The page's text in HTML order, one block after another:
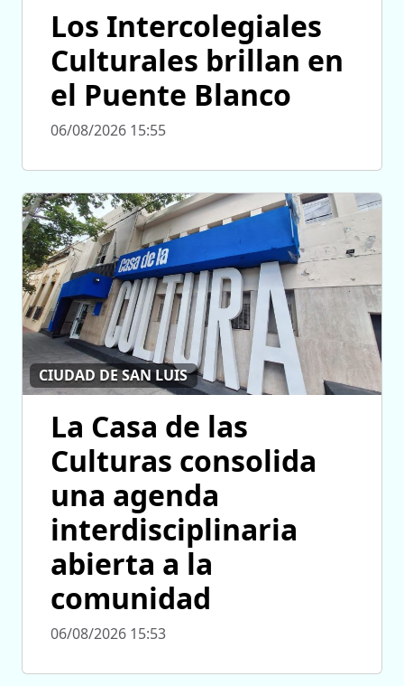
Los Intercolegiales
Culturales brillan en
el Puente Blanco
06/08/2026 15:55
CIUDAD DE SAN LUIS
La Casa de las
Culturas consolida
una agenda
interdisciplinaria
abierta a la
comunidad
06/08/2026 15:53